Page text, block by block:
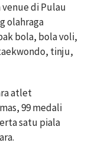
di Pulau
olahraga
bola, bola voli,
tinju,
atlet
99 medali
satu piala